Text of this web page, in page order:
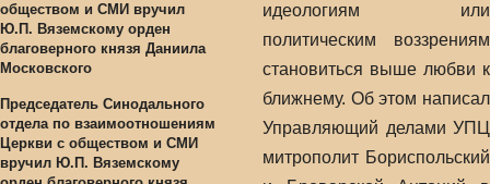
Председатель Синодального
отдела по взаимоотношениям
Церкви с обществом и СМИ
вручил Ю.П. Вяземскому
идеологиям или
политическим воззрениям
становиться выше любви к
ближнему. Об этом написал
Управляющий делами УПЦ
митрополит Бориспольский